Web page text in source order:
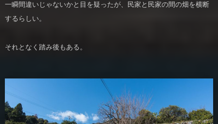
一瞬間違いじゃないかと目を疑ったが、民家と民家の間の畑を横断
するらしい。
それとなく踏み後もある。